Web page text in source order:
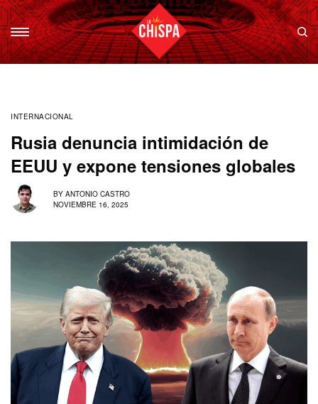
INTERNACIONAL
Rusia denuncia intimidación de
EEUU y expone tensiones globales
BY ANTONIO CASTRO
NOVIEMBRE 16, 2025